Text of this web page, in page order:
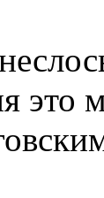
это